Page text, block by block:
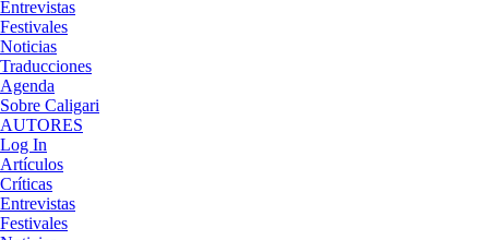
Entrevistas
Festivales
Noticias
Traducciones
Agenda
Sobre Caligari
AUTORES
Log In
Artículos
Críticas
Entrevistas
Festivales